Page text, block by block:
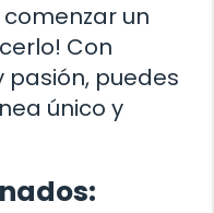
un
Con
pasión, puedes
único y